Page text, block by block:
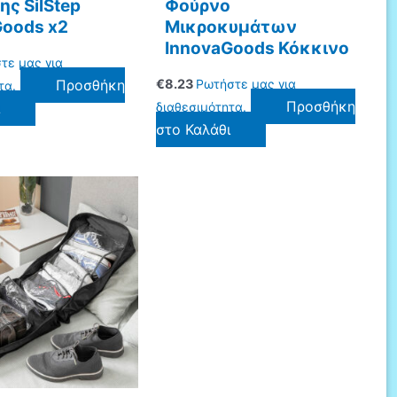
SilStep
x2
μας για
Προσθήκη
Φούρνο
Μικροκυμάτων
InnovaGoods Κόκκινο
€8.23 Ρωτήστε μας για
διαθεσιμότητα.
Προσθήκη
στο Καλάθι